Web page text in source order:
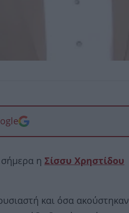
η Σίσσυ Χρηστίδου
και όσα ακούστηκαν